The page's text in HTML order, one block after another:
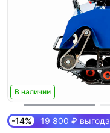
В наличии
-14% 19 800 ₽ выгода